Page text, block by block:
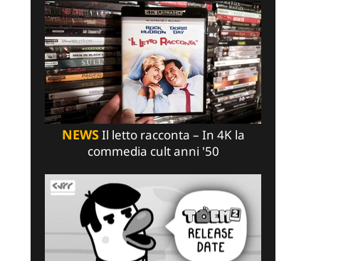
NEWSIl letto racconta – In 4K la
commedia cult anni '50